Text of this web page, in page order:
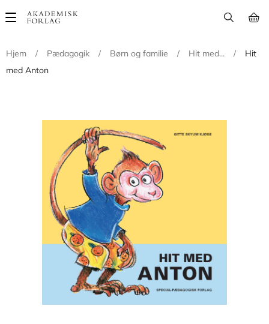
Main
Hjem
/ Pædagogik / Børn og familie / Hit med... /
Hit
med Anton